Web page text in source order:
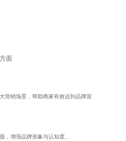
面
营销场景，帮助商家有效达到品牌宣
，增强品牌形象与认知度。